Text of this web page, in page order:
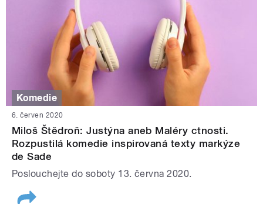
Komedie
6. červen 2020
Miloš Štědroň: Justýna aneb Maléry ctnosti.
Rozpustilá komedie inspirovaná texty markýze
de Sade
Poslouchejte do soboty 13. června 2020.